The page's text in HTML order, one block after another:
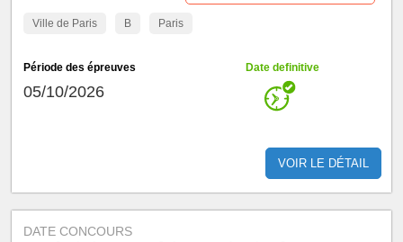
Ville de Paris B Paris
Période des épreuves
05/10/2026
Date definitive
VOIR LE DÉTAIL
DATE CONCOURS